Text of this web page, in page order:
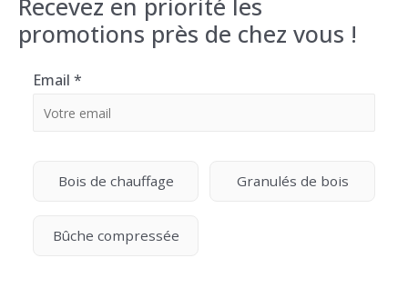
Recevez en priorité les
promotions près de chez vous !
Email *
Bois de chauffage Granulés de bois
Bûche compressée